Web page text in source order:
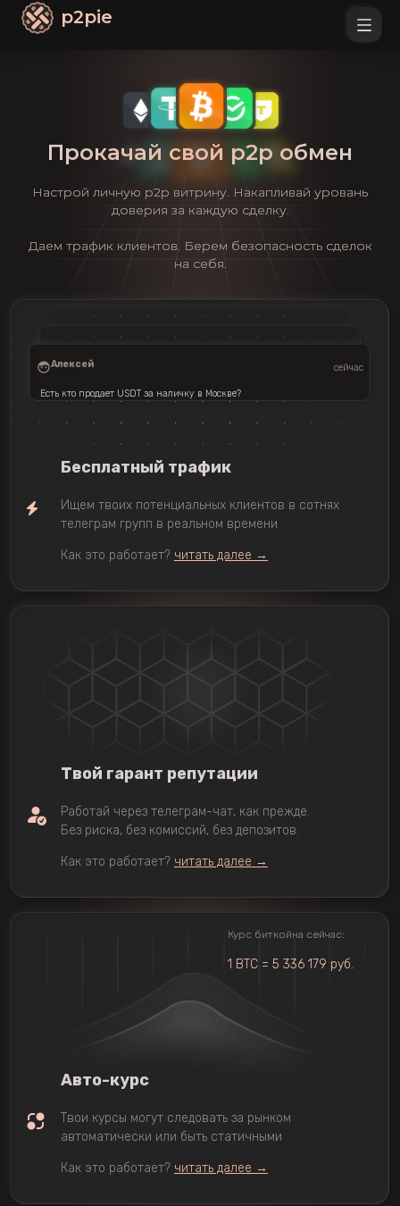
p2pie
Прокачай свой p2p обмен
Настрой личную p2p витрину. Накапливай уровань
доверия за каждую сделку.
Даем трафик клиентов. Берем безопасность сделок
на себя.
Алексей сейчас
Есть кто продает USDT за наличку в Москве?
Бесплатный трафик
Ищем твоих потенциальных клиентов в сотнях
телеграм групп в реальном времени
Как это работает? читать далее →
Твой гарант репутации
Работай через телеграм-чат, как прежде.
Без риска, без комиссий, без депозитов.
Как это работает? читать далее →
Курс биткойна сейчас:
1 BTC = 5 336 179 руб.
Авто-курс
Твои курсы могут следовать за рынком
автоматически или быть статичными
Как это работает? читать далее →